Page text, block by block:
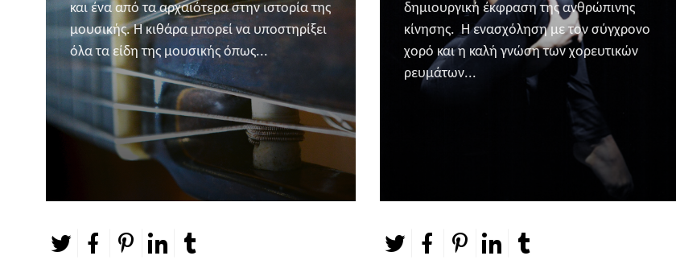
και ένα από τα αρχαιότερα στην ιστορία της
μουσικής. Η κιθάρα μπορεί να υποστηρίξει
όλα τα είδη της μουσικής όπως...
δημιουργική έκφραση της ανθρώπινης
κίνησης. Η ενασχόληση με τον σύγχρονο
χορό και η καλή γνώση των χορευτικών
ρευμάτων...